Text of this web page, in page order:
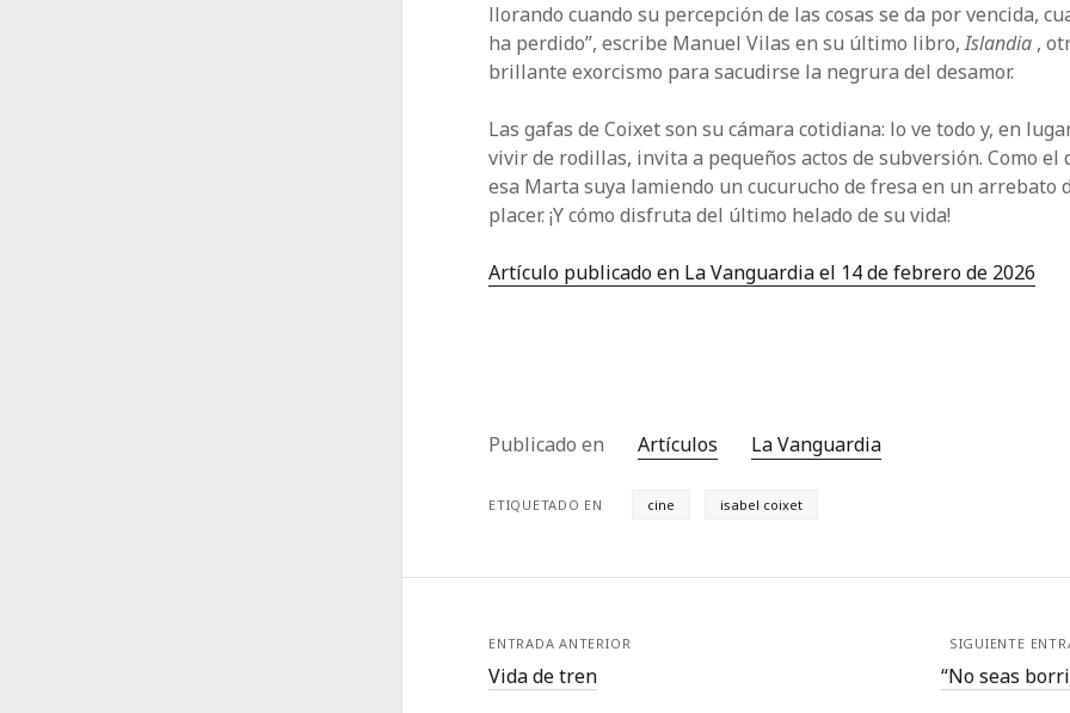
llorando cuando su percepción de las cosas se da por vencida,
ha perdido”, escribe Manuel Vilas en su último libro,Islandia ,
brillante exorcismo para sacudirse la negrura del desamor.
Las gafas de Coixet son su cámara cotidiana: lo ve todo y, en
vivir de rodillas, invita a pequeños actos de subversión. Como el
esa Marta suya lamiendo un cucurucho de fresa en un arrebato
placer. ¡Y cómo disfruta del último helado de su vida!
Artículo publicado en La Vanguardia el 14 de febrero de 2026
Publicado en Artículos La Vanguardia
ETIQUETADO EN cine isabel coixet
ENTRADA ANTERIOR
Vida de tren
SIGUIENTE
“No seas